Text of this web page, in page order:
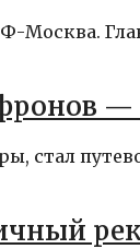
Москва.
—
стал